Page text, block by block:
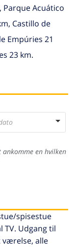
Acuático
Castillo de
Empúries 21
23 km.
en hvilken
spisestue
TV. Udgang til
værelse, alle